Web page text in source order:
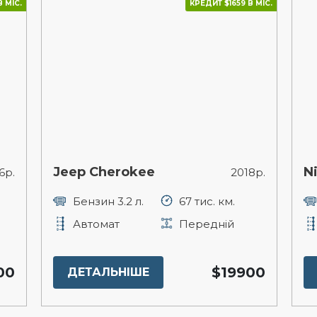
МІС. КРЕДИТ $1659 В МІС.
Jeep Cherokee 2018р.
Бензин 3.2 л.
67 тис. км.
Автомат
Передній
ДЕТАЛЬНІШЕ $19900